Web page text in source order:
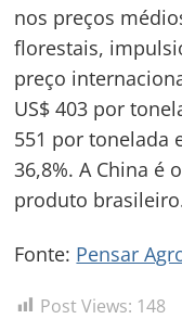
nos preços
florestais,
preço
US$ 403 por
551 por tonelada
36,8%. A China é
produto
Fonte: Pensar
Post Views: 148